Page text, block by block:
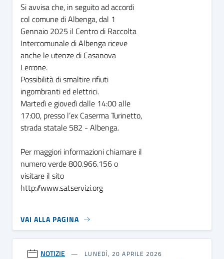
Si avvisa che, in seguito ad accordi
col comune di Albenga, dal 1
Gennaio 2025 il Centro di Raccolta
Intercomunale di Albenga riceve
anche le utenze di Casanova
Lerrone.
Possibilità di smaltire rifiuti
ingombranti ed elettrici.
Martedì e giovedì dalle 14:00 alle
17:00, presso l’ex Caserma Turinetto,
strada statale 582 - Albenga.
Per maggiori informazioni chiamare il
numero verde 800.966.156 o
visitare il sito
http://www.satservizi.org
VAI ALLA PAGINA
NOTIZIE LUNEDÌ, 20 APRILE 2026